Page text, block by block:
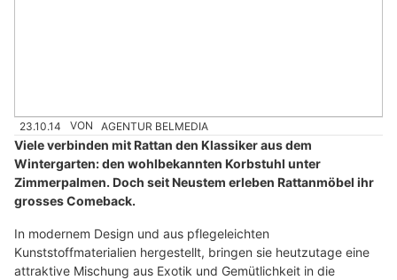
23.10.14 VON AGENTUR BELMEDIA
Viele verbinden mit Rattan den Klassiker aus dem
Wintergarten: den wohlbekannten Korbstuhl unter
Zimmerpalmen. Doch seit Neustem erleben Rattanmöbel ihr
grosses Comeback.
In modernem Design und aus pflegeleichten
Kunststoffmaterialien hergestellt, bringen sie heutzutage eine
attraktive Mischung aus Exotik und Gemütlichkeit in die